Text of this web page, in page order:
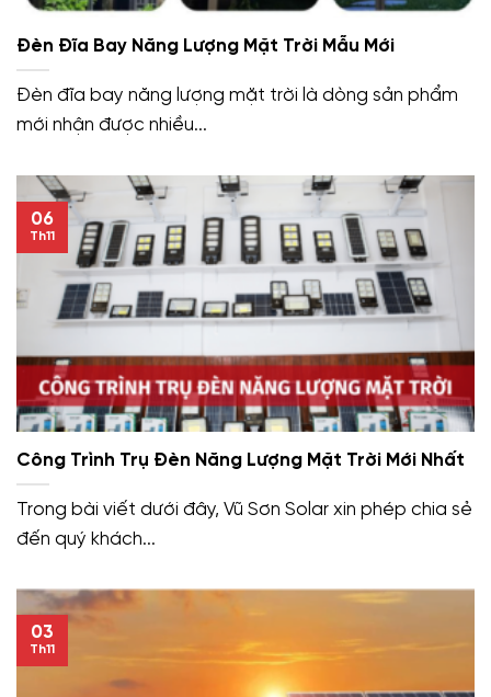
Đèn Đĩa Bay Năng Lượng Mặt Trời Mẫu Mới
Đèn đĩa bay năng lượng mặt trời là dòng sản phẩm
mới nhận được nhiều...
Công Trình Trụ Đèn Năng Lượng Mặt Trời Mới Nhất
Trong bài viết dưới đây, Vũ Sơn Solar xin phép chia sẻ
đến quý khách...
06
Th11
03
Th11